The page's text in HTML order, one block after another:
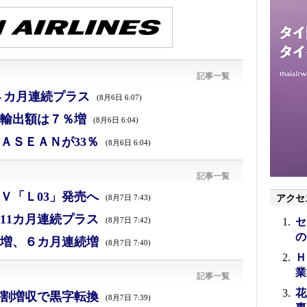
記事一覧
月連続プラス (8月6日 6:07)
出額は７％増 (8月6日 6:04)
ＳＥＡＮが33％ (8月6日 6:04)
記事一覧
「Ｌ03」発売へ (8月7日 7:43)
カ月連続プラス (8月7日 7:42)
、６カ月連続増 (8月7日 7:40)
記事一覧
増収で黒字転換 (8月7日 7:39)
アク